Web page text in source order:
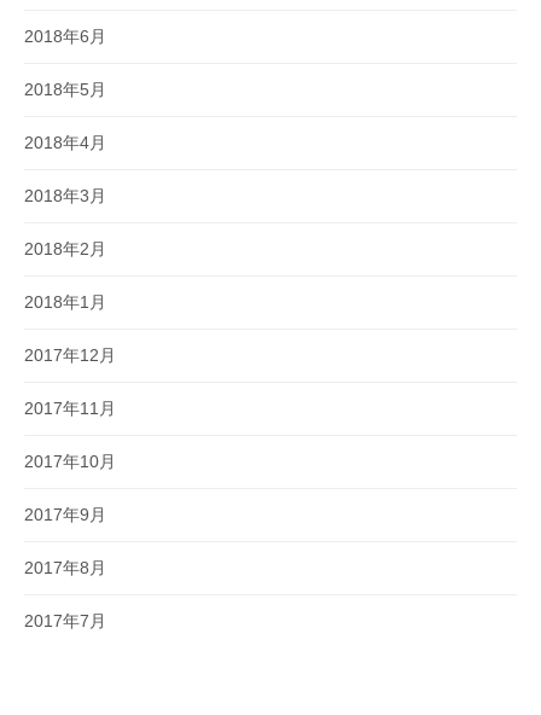
2018年6月
2018年5月
2018年4月
2018年3月
2018年2月
2018年1月
2017年12月
2017年11月
2017年10月
2017年9月
2017年8月
2017年7月